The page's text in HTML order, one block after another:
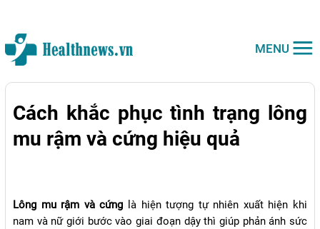
MENU
Cách khắc phục tình trạng lông
mu rậm và cứng hiệu quả
Lông mu rậm và cứng là hiện tượng tự nhiên xuất hiện khi
nam và nữ giới bước vào giai đoạn dậy thì giúp phản ánh sức